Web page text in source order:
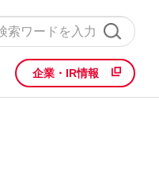
企業・IR情報